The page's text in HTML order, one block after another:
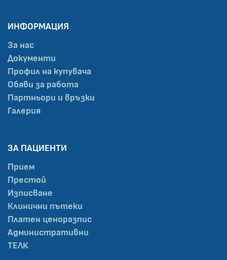
ИНФОРМАЦИЯ
За нас
Документи
Профил на купувача
Обяви за работа
Партньори и връзки
Галерия
ЗА ПАЦИЕНТИ
Прием
Престой
Изписване
Клинични пътеки
Платен ценоразпис
Административни
ТЕЛК